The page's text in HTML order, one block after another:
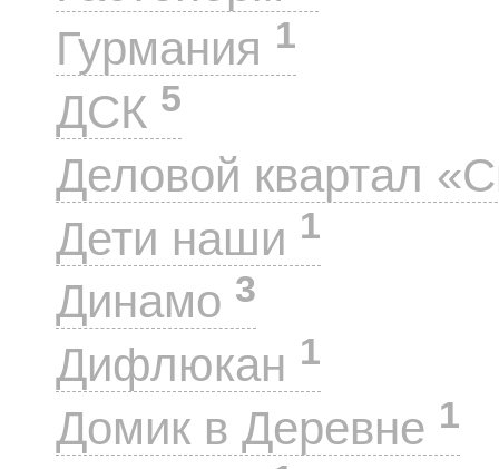
Гурмания 1
ДСК 5
Деловой квартал
Дети наши 1
Динамо 3
Дифлюкан 1
Домик в Деревне 1